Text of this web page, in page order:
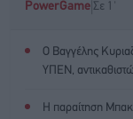
PowerGame Σε 1'
Ο Βαγγέλης
ΥΠΕΝ,
Η παραίτηση